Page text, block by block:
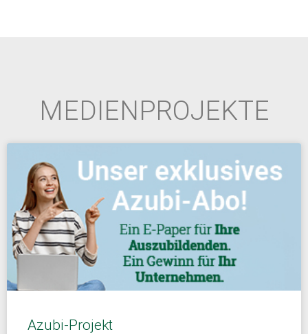
MEDIENPROJEKTE
Azubi-Projekt